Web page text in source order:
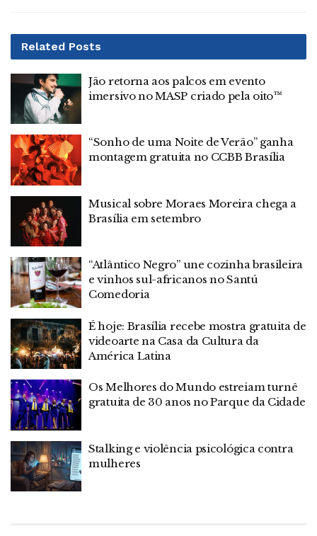
Related Posts
Jão retorna aos palcos em evento
imersivo no MASP criado pela oito™
“Sonho de uma Noite de Verão” ganha
montagem gratuita no CCBB Brasília
Musical sobre Moraes Moreira chega a
Brasília em setembro
“Atlântico Negro” une cozinha brasileira
e vinhos sul-africanos no Santú
Comedoria
É hoje: Brasília recebe mostra gratuita de
videoarte na Casa da Cultura da
América Latina
Os Melhores do Mundo estreiam turnê
gratuita de 30 anos no Parque da Cidade
Stalking e violência psicológica contra
mulheres